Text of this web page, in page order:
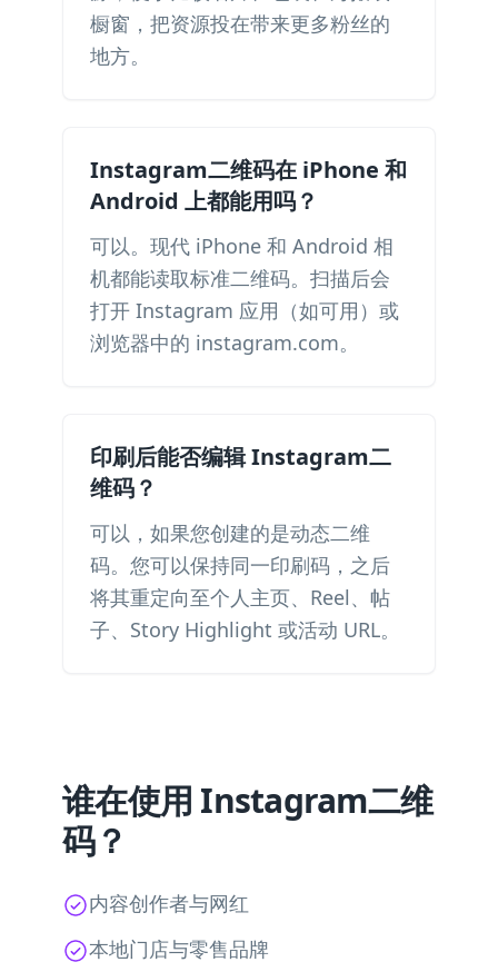
橱窗，把资源投在带来更多粉丝的
地方。
Instagram二维码在 iPhone 和
Android 上都能用吗？
可以。现代 iPhone 和 Android 相
机都能读取标准二维码。扫描后会
打开 Instagram 应用（如可用）或
浏览器中的 instagram.com。
印刷后能否编辑 Instagram二
维码？
可以，如果您创建的是动态二维
码。您可以保持同一印刷码，之后
将其重定向至个人主页、Reel、帖
子、Story Highlight 或活动 URL。
谁在使用 Instagram二维
码？
内容创作者与网红
本地门店与零售品牌